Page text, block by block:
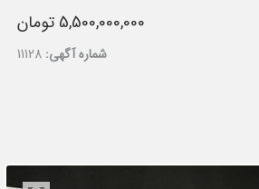
5,500,000,000 تومان
شماره آگهی: 11128